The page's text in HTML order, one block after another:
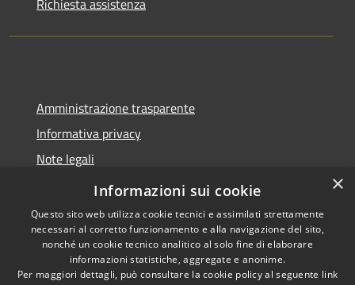
Richiesta assistenza
Amministrazione trasparente
Informativa privacy
Note legali
Dichiarazione di accessibilità
Copyright © 2026 • Comune di
×
Informazioni sui cookie
Questo sito web utilizza cookie tecnici e assimilati strettamente
necessari al corretto funzionamento e alla navigazione del sito,
nonché un cookie tecnico analitico al solo fine di elaborare
informazioni statistiche, aggregate e anonime.
Per maggiori dettagli, può consultare la cookie policy al seguente link